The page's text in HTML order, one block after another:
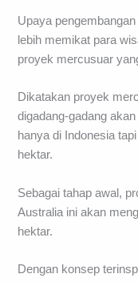
Upaya
lebih memikat para
proyek mercusuar
Dikatakan proyek
digadang-gadang
hanya di Indonesia
hektar.
Sebagai tahap awal,
Australia ini akan
hektar.
Dengan konsep